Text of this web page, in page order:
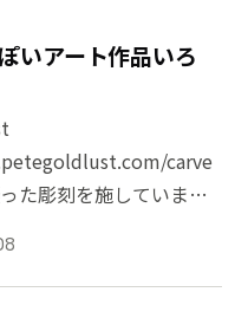
物体が重力を帯びてリ
ズルゲーム。Fat Tag
フラクタ
ますが、自分で作れる
の地図とか見ていると
るわけですが、今回は
ジーな世界の地図を幾
。こういうのを見てい
ーチャルな別世界はた
いたことが分かります
るという意味でも、想
は非常に興味深いで
いアート作品いろ
た彫刻を施していま